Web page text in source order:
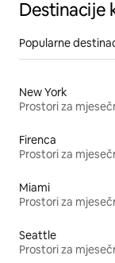
Destinacije
Popularne
New York
Prostori za
Firenca
Prostori za
Miami
Prostori za
Seattle
Prostori za